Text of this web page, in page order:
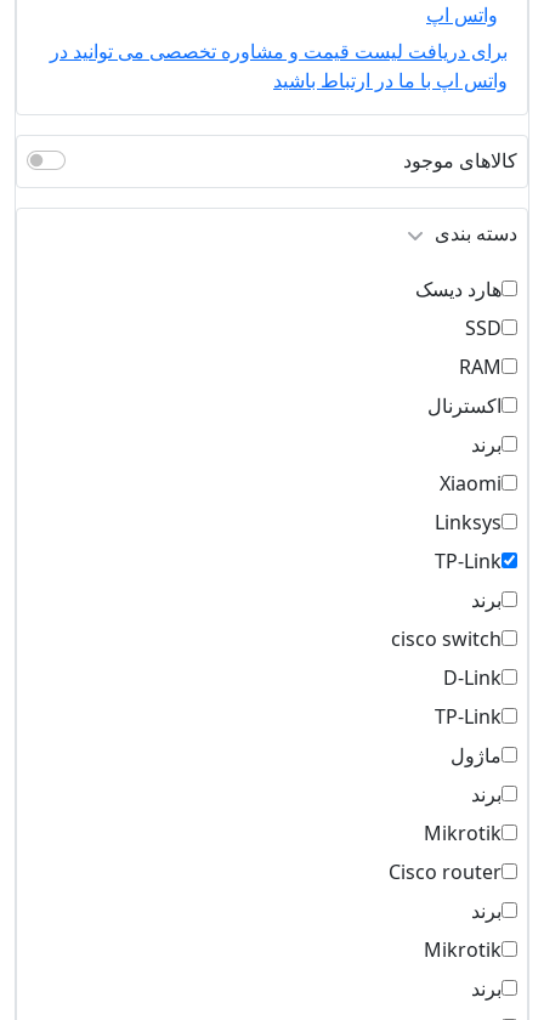
کالاهای موجود
دسته بندی
هارد دیسک
SSD
RAM
اکسترنال
برند
Xiaomi
Linksys
TP-Link
برند
cisco switch
D-Link
TP-Link
ماژول
برند
Mikrotik
Cisco router
برند
Mikrotik
برند
واتس اپ
برای دریافت لیست قیمت و مشاوره تخصصی می توانید در
واتس اپ با ما در ارتباط باشید